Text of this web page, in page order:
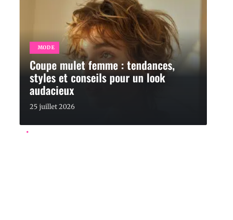
MODE
Coupe mulet femme : tendances,
styles et conseils pour un look
audacieux
25 juillet 2026